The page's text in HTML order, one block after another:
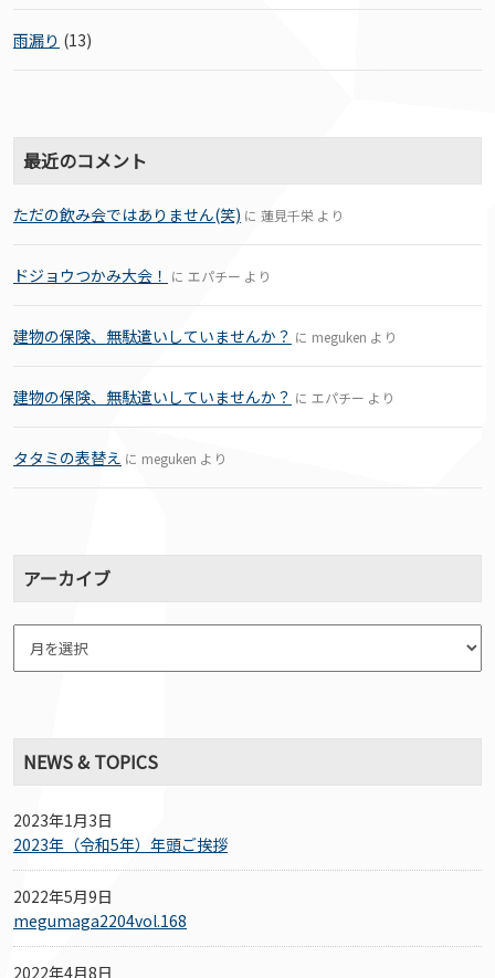
雨漏り (13)
最近のコメント
ただの飲み会ではありません(笑) に 蓮見千栄 より
ドジョウつかみ大会！ に エパチー より
建物の保険、無駄遣いしていませんか？ に meguken より
建物の保険、無駄遣いしていませんか？ に エパチー より
タタミの表替え に meguken より
アーカイブ
NEWS & TOPICS
2023年1月3日
2023年（令和5年）年頭ご挨拶
2022年5月9日
megumaga2204vol.168
2022年4月8日